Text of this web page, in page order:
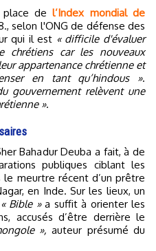
place del’Index mondial de
selon l'ONG de défense des
qui il est « difficile d'évaluer
chrétiens car les nouveaux
appartenance chrétienne et
en tant qu’hindous ».
gouvernement relèvent une
».
publiques ciblant les
meurtre récent d’un prêtre
en Inde. Sur les lieux, un
« Bible »a suffit à orienter les
accusés d’être derrière le
», auteur présumé du